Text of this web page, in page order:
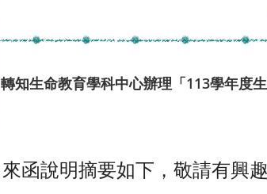
轉知生命教育學科中心辦理「113學年度
來函說明摘要如下，敬請有興